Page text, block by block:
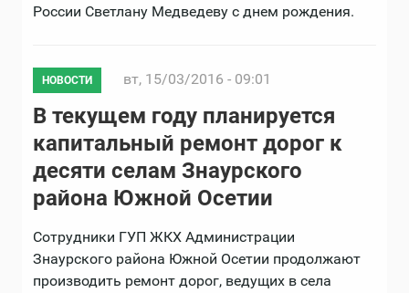
России Светлану Медведеву с днем рождения.
НОВОСТИ вт, 15/03/2016 - 09:01
В текущем году планируется
капитальный ремонт дорог к
десяти селам Знаурского
района Южной Осетии
Сотрудники ГУП ЖКХ Администрации
Знаурского района Южной Осетии продолжают
производить ремонт дорог, ведущих в села